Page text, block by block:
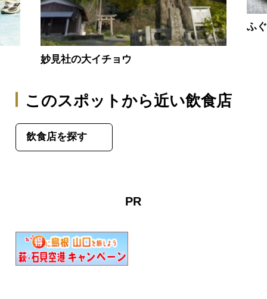
妙見社の大イチョウ
ふ
このスポットから近い飲食店
飲食店を探す
PR